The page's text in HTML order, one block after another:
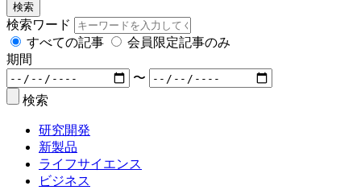
検索
検索ワード
すべての記事
会員限定記事のみ
期間
〜
検索
研究開発
新製品
ライフサイエンス
ビジネス